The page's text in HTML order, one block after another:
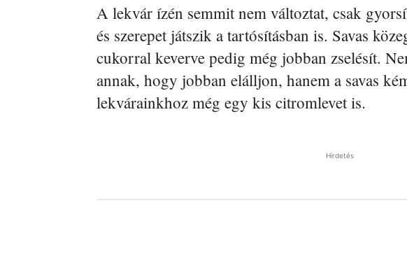
A lekvár ízén semmit nem változtat, csak
és szerepet játszik a tartósításban is. Savas
cukorral keverve pedig még jobban zselésít.
annak, hogy jobban elálljon, hanem a savas
lekvárainkhoz még egy kis citromlevet is.
Hirdetés